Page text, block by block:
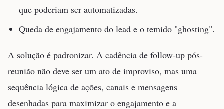
que poderiam ser automatizadas.
Queda de engajamento do lead e o temido "ghosting".
A solução é padronizar. A cadência de follow-up pós-
reunião não deve ser um ato de improviso, mas uma
sequência lógica de ações, canais e mensagens
desenhadas para maximizar o engajamento e a